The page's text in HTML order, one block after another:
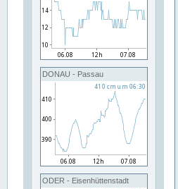
DONAU - Passau
ODER - Eisenhüttenstadt